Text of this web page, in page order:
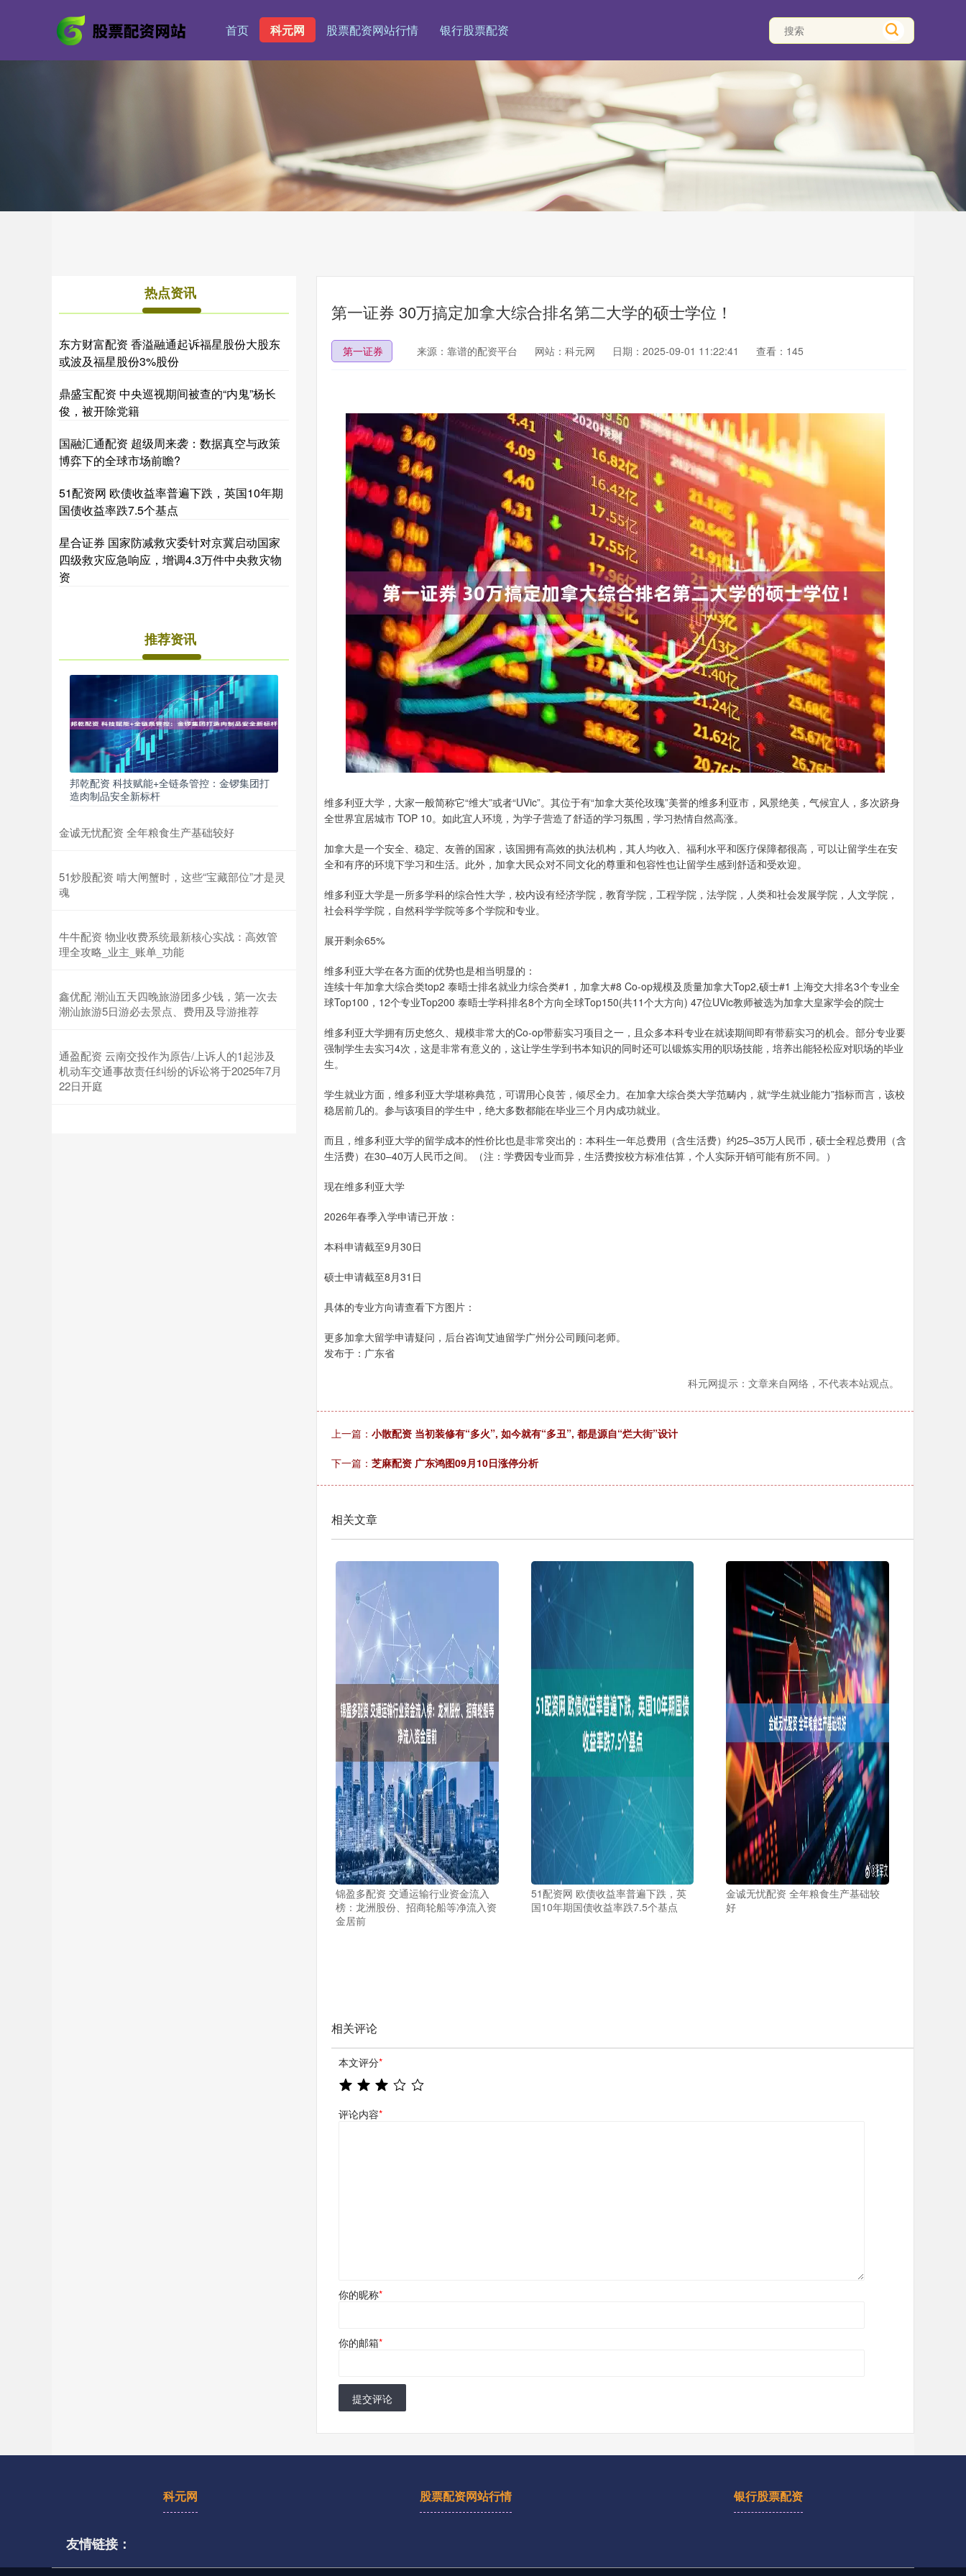
首页 科元网 股票配资网站行情 银行股票配资
第一证券 30万搞定加拿大综合排名第二大学的硕士学位！
第一证券 来源：靠谱的配资平台 网站：科元网 日期：2025-09-01 11:22:41 查看：145
维多利亚大学，大家一般简称它“维大”或者“UVic”。其位于有“加拿大英伦玫瑰”美誉的维多利亚市，风景绝美，气候宜人，多次跻身
全世界宜居城市 TOP 10。如此宜人环境，为学子营造了舒适的学习氛围，学习热情自然高涨。
加拿大是一个安全、稳定、友善的国家，该国拥有高效的执法机构，其人均收入、福利水平和医疗保障都很高，可以让留学生在安
全和有序的环境下学习和生活。此外，加拿大民众对不同文化的尊重和包容性也让留学生感到舒适和受欢迎。
维多利亚大学是一所多学科的综合性大学，校内设有经济学院，教育学院，工程学院，法学院，人类和社会发展学院，人文学院，
社会科学学院，自然科学学院等多个学院和专业。
展开剩余65%
维多利亚大学在各方面的优势也是相当明显的：
连续十年加拿大综合类top2 泰晤士排名就业力综合类#1，加拿大#8 Co-op规模及质量加拿大Top2,硕士#1 上海交大排名3个专业全
球Top100，12个专业Top200 泰晤士学科排名8个方向全球Top150(共11个大方向) 47位UVic教师被选为加拿大皇家学会的院士
维多利亚大学拥有历史悠久、规模非常大的Co-op带薪实习项目之一，且众多本科专业在就读期间即有带薪实习的机会。部分专业要
强制学生去实习4次，这是非常有意义的，这让学生学到书本知识的同时还可以锻炼实用的职场技能，培养出能轻松应对职场的毕业
生。
学生就业方面，维多利亚大学堪称典范，可谓用心良苦，倾尽全力。在加拿大综合类大学范畴内，就“学生就业能力”指标而言，该校
稳居前几的。参与该项目的学生中，绝大多数都能在毕业三个月内成功就业。
而且，维多利亚大学的留学成本的性价比也是非常突出的：本科生一年总费用（含生活费）约25–35万人民币，硕士全程总费用（含
生活费）在30–40万人民币之间。（注：学费因专业而异，生活费按校方标准估算，个人实际开销可能有所不同。）
现在维多利亚大学
2026年春季入学申请已开放：
本科申请截至9月30日
硕士申请截至8月31日
具体的专业方向请查看下方图片：
更多加拿大留学申请疑问，后台咨询艾迪留学广州分公司顾问老师。
发布于：广东省
科元网提示：文章来自网络，不代表本站观点。
上一篇： 小散配资 当初装修有“多火”, 如今就有“多丑”, 都是源自“烂大街”设计
下一篇： 芝麻配资 广东鸿图09月10日涨停分析
相关文章
锦盈多配资 交通运输行业资金流入
榜：龙洲股份、招商轮船等净流入资
金居前
51配资网 欧债收益率普遍下跌，英
国10年期国债收益率跌7.5个基点
金诚无忧配资 全年粮食生产基础较
好
相关评论
本文评分*
评论内容*
你的昵称*
你的邮箱*
提交评论
热点资讯
东方财富配资 香溢融通起诉福星股份大股东
或波及福星股份3%股份
鼎盛宝配资 中央巡视期间被查的“内鬼”杨长
俊，被开除党籍
国融汇通配资 超级周来袭：数据真空与政策
博弈下的全球市场前瞻?
51配资网 欧债收益率普遍下跌，英国10年期
国债收益率跌7.5个基点
星合证券 国家防减救灾委针对京冀启动国家
四级救灾应急响应，增调4.3万件中央救灾物
资
推荐资讯
邦乾配资 科技赋能+全链条管控：金锣集团打
造肉制品安全新标杆
金诚无忧配资 全年粮食生产基础较好
51炒股配资 啃大闸蟹时，这些“宝藏部位”才是灵
魂
牛牛配资 物业收费系统最新核心实战：高效管
理全攻略_业主_账单_功能
鑫优配 潮汕五天四晚旅游团多少钱，第一次去
潮汕旅游5日游必去景点、费用及导游推荐
通盈配资 云南交投作为原告/上诉人的1起涉及
机动车交通事故责任纠纷的诉讼将于2025年7月
22日开庭
科元网 股票配资网站行情 银行股票配资
友情链接：